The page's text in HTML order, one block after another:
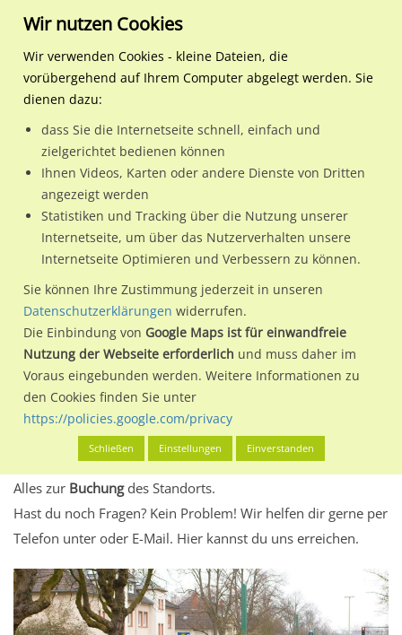
Regionale Plakatwerbung Nordrhein-Westfalen
Essen, Stadt
Sommerburgstr. 106 re./
Nutze günstige Werbemöglichkeiten am Standort
Sommerburgstr. 106 re./We.li.im Ortsteil Margarethenhöhe)
in Essen, Stadt.
Wir erheben für jede unserer Werbeflächen individuelle und
aktuelleStandortinformationenundLeistungswerte. Damit
kannst du dich schon vor der Buchung im Detail über den
Standort, seine Reichweite und Werbewirkung sowie
eventuelle Beschränkungen in den zugelassenen
Werbeinhalten informieren.
Alles klar? Dann findest du direkt im unteren Teil dieser Seite
Alles zur Buchungdes Standorts.
Hast du noch Fragen? Kein Problem! Wir helfen dir gerne per
Telefon unter oder E-Mail. Hier kannst du uns erreichen.
Wir nutzen Cookies
Wir verwenden Cookies - kleine Dateien, die
vorübergehend auf Ihrem Computer abgelegt werden. Sie
dienen dazu:
dass Sie die Internetseite schnell, einfach und
zielgerichtet bedienen können
Ihnen Videos, Karten oder andere Dienste von Dritten
angezeigt werden
Statistiken und Tracking über die Nutzung unserer
Internetseite, um über das Nutzerverhalten unsere
Internetseite Optimieren und Verbessern zu können.
Sie können Ihre Zustimmung jederzeit in unseren
Datenschutzerklärungen widerrufen.
Die Einbindung von Google Maps ist für einwandfreie
Nutzung der Webseite erforderlich und muss daher im
Voraus eingebunden werden. Weitere Informationen zu
den Cookies finden Sie unter
https://policies.google.com/privacy
Schließen Einstellungen Einverstanden